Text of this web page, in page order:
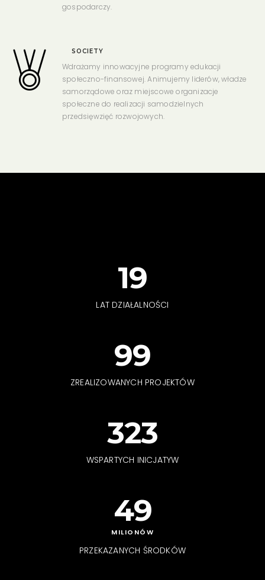
gospodarczy.
SOCIETY
Wdrażamy innowacyjne programy edukacji
społeczno-finansowej. Animujemy liderów, władze
samorządowe oraz miejscowe organizacje
społeczne do realizacji samodzielnych
przedsięwzięć rozwojowych.
20
LAT DZIAŁALNOŚCI
100
ZREALIZOWANYCH PROJEKTÓW
325
WSPARTYCH INICJATYW
50
MILIONÓW
PRZEKAZANYCH ŚRODKÓW